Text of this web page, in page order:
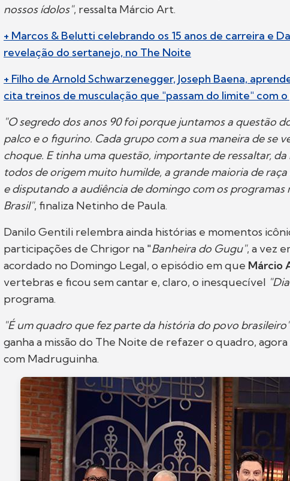
nossos ídolos", ressalta Márcio Art.
+ Marcos & Belutti celebrando os 15 anos de carreira e
revelação do sertanejo, no The Noite
+ Filho de Arnold Schwarzenegger, Joseph Baena,
cita treinos de musculação que "passam do limite" com o
"O segredo dos anos 90 foi porque juntamos a questão
palco e o figurino. Cada grupo com a sua maneira de se
choque. E tinha uma questão, importante de ressaltar, da
todos de origem muito humilde, a grande maioria de
e disputando a audiência de domingo com os
Brasil", finaliza Netinho de Paula.
Danilo Gentili relembra ainda histórias e momentos
participações de Chrigor na "Banheira do Gugu", a vez
acordado no Domingo Legal, o episódio em que Márcio
vertebras e ficou sem cantar e, claro, o inesquecível
programa.
"É um quadro que fez parte da história do povo brasileiro"
ganha a missão do The Noite de refazer o quadro, agora
com Madruguinha.